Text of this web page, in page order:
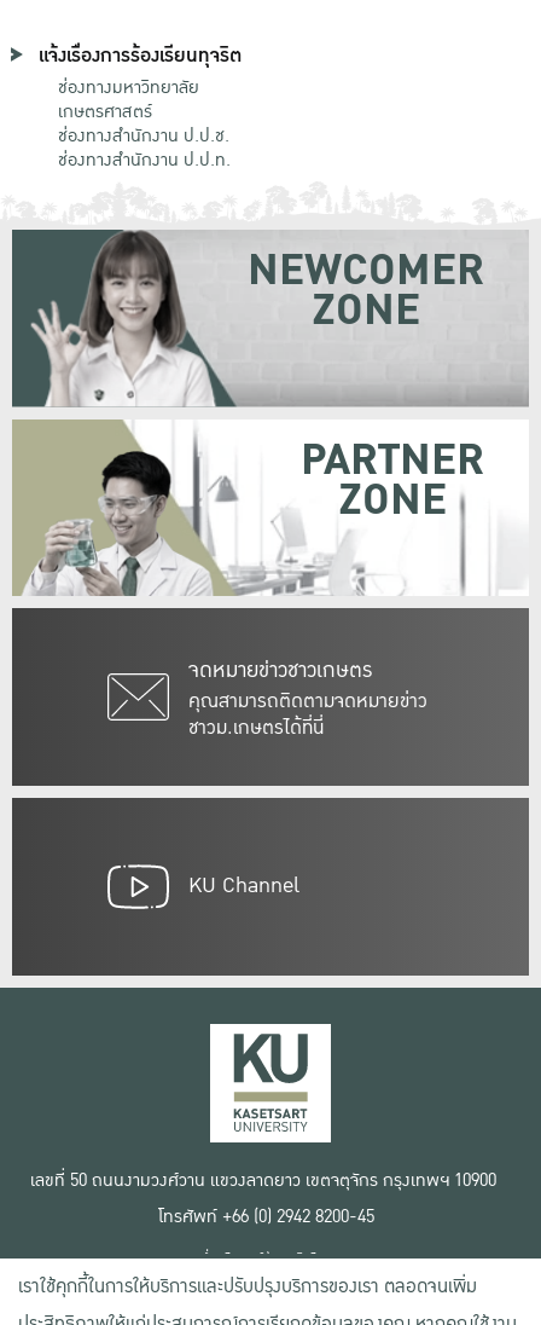
แจ้งเรื่องการร้องเรียนทุจริต
ช่องทางมหาวิทยาลัย
เกษตรศาสตร์
ช่องทางสำนักงาน ป.ป.ช.
ช่องทางสำนักงาน ป.ป.ท.
จดหมายข่าวชาวเกษตร
คุณสามารถติดตามจดหมายข่าว
ชาวม.เกษตรได้ที่นี่
NEWCOMER
ZONE
PARTNER
ZONE
KU Channel
เลขที่ 50 ถนนงามวงศ์วาน แขวงลาดยาว เขตจตุจักร กรุงเทพฯ 10900
โทรศัพท์ +66 (0) 2942 8200-45
เงื่อนไขการใช้งานเว็บไซต์
ข้อตกลงด้านสิทธิ์ใช้งาน
นโยบายความเป็นส่วนตัว
เราใช้คุกกี้ในการให้บริการและปรับปรุงบริการของเรา ตลอดจนเพิ่ม